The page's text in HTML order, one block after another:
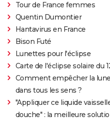
Tour de France femmes
Quentin Dumontier
Hantavirus en France
Bison Futé
Lunettes pour l'éclipse
Carte de l'éclipse solaire du
Comment empêcher la
dans tous les sens ?
"Appliquer ce liquide
douche" : la meilleure